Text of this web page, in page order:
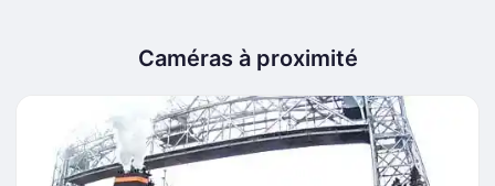
Caméras à proximité